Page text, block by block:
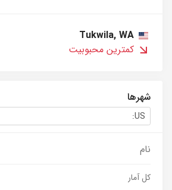
Tukwila, WA
کمترین محبوبیت
شهرها
نام
کل آمار